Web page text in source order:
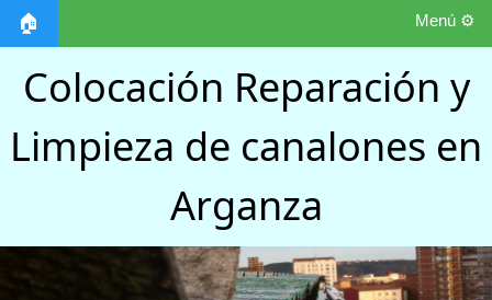
🏠 Menú ⚙️
Colocación Reparación y
Limpieza de canalones en
Arganza